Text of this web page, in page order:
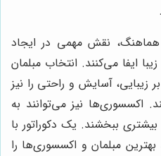
نقش مهمی در ایجاد
ایفا می‌کنند. انتخاب مبلمان
زیبایی، آسایش و راحتی را نیز
اکسسوری‌ها نیز می‌توانند به
ببخشند. یک دکوراتور با
مبلمان و اکسسوری‌ها را